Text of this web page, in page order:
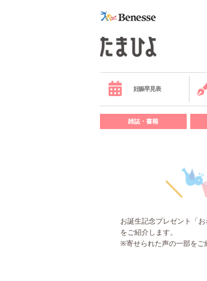
妊娠早見表
雑誌・書籍
お誕生記念プレゼント「
をご紹介します。
※寄せられた声の一部をご